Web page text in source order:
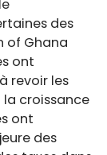
des
of Ghana
ont
revoir les
croissance
ont
des